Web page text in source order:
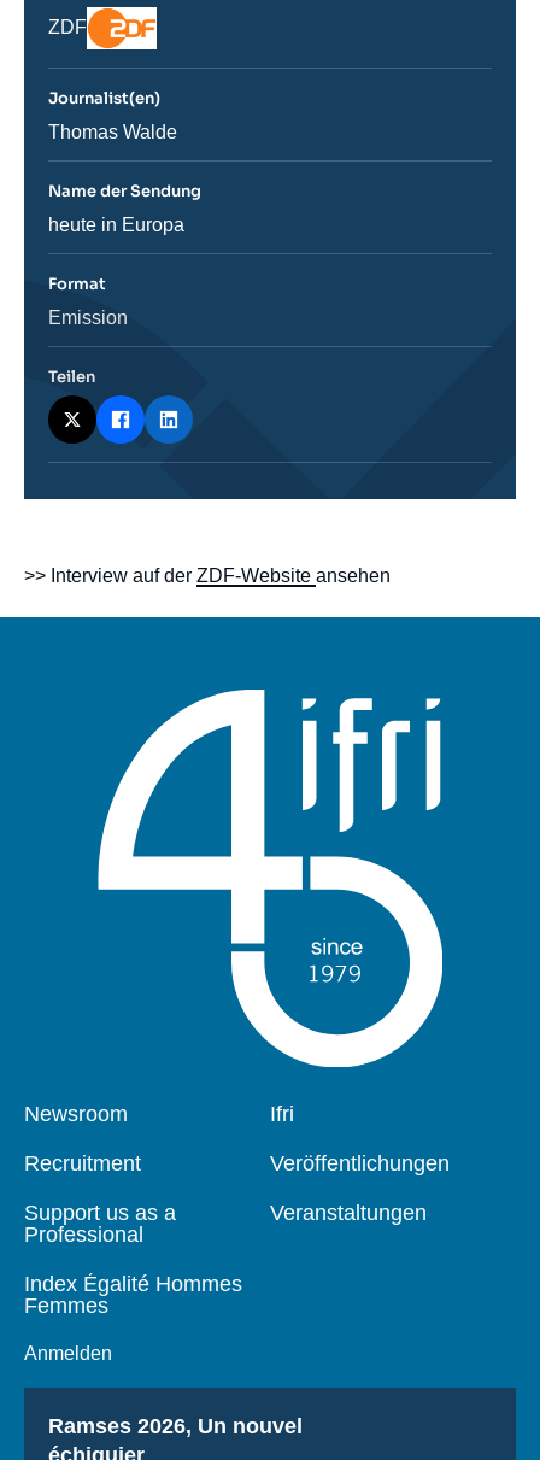
body
>> Interview auf der ZDF-Website ansehen
Nom
journal,
ou
émission
ZDF
Logo
Journalist(en)
Journaliste
Thomas Walde
Name der Sendung
Nom
heute in Europa
Format
Catégorie
Emission
Teilen
Pied
Newsroom
Recruitment
Support us as a
Professional
Index Égalité Hommes
Femmes
Anmelden
Navigation
Ifri
Veröffentlichungen
Veranstaltungen
Titre
Ramses 2026, Un nouvel